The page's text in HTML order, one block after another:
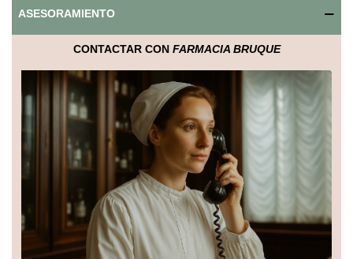
Su tamaño y forma ergonómica facilitan la alimentación,
adaptándose a la boca del bebé y ofreciendo comodidad
durante las comidas. Fabricada con materiales seguros y
libres de BPA, es fácil de limpiar y resistente al uso diario.
Con la cuchara Heat & Sensitive de MAM, alimentar a tu bebé
será más seguro y cómodo, ayudando a prevenir accidentes
y proporcionando tranquilidad a los padres.
Beneficios clave:
Cambia de color para indicar temperatura alta.
Tamaño y diseño ergonómico para bebés.
Material seguro, libre de BPA.
ASESORAMIENTO
CONTACTAR CON FARMACIA BRUQUE